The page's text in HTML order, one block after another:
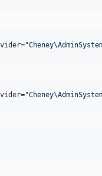
"
"